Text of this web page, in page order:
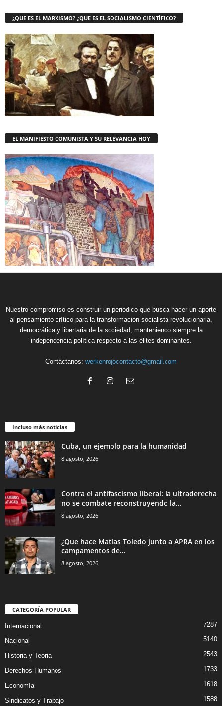
¿QUE ES EL MARXISMO? ¿QUE ES EL SOCIALISMO CIENTÍFICO?
EL MANIFIESTO COMUNISTA Y SU RELEVANCIA HOY
Nuestro compromiso es construir un periódico que busca hacer un aporte
al pensamiento crítico para la transformación socialista revolucionaria,
democrática y libertaria de la sociedad, manteniendo siempre la
independencia política respecto a las élites dominantes.
Contáctanos: werkenrojocontacto@gmail.com
Incluso más noticias
Cuba, un ejemplo para la humanidad
8 agosto, 2026
Contra el antifascismo liberal: la ultraderecha
no se combate reconstruyendo la...
8 agosto, 2026
¿Que hace Matías Toledo junto a APRA en los
campamentos de...
8 agosto, 2026
CATEGORÍA POPULAR
Internacional 7287
Nacional 5140
Historia y Teoria 2543
Derechos Humanos 1733
Economía 1618
Sindicatos y Trabajo 1588